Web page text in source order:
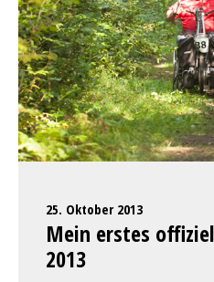
25. Oktober 2013
Mein erstes
2013